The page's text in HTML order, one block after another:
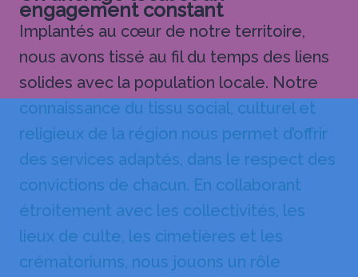
engagement constant
Implantés au cœur de notre territoire,
nous avons tissé au fil du temps des liens
solides avec la population locale. Notre
connaissance du tissu social, culturel et
religieux de la région nous permet d’offrir
des services adaptés, dans le respect des
convictions de chacun. En collaborant
étroitement avec les collectivités, les
lieux de culte, les cimetières et les
crématoriums, nous jouons un rôle